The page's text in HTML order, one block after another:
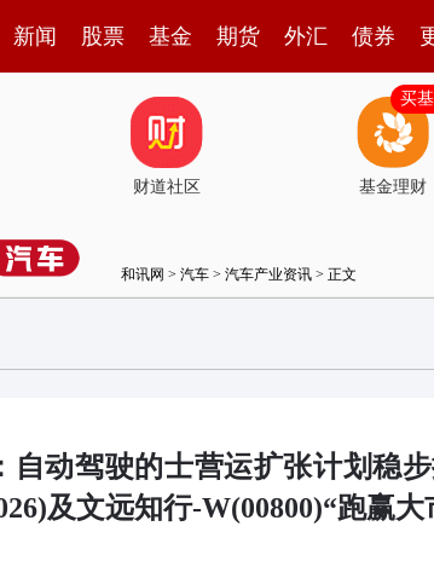
新闻 股票 基金 期货 外汇 债券
财道社区 基金理财
买
和讯网 > 汽车 > 汽车产业资讯 > 正文
自动驾驶的士营运扩张计划稳
及文远知行-W(00800)“跑赢大